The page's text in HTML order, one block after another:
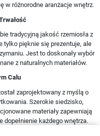
w różnorodne aranżacje wnętrz.
tradycyjną jakość rzemiosła z
tylko pięknie się prezentuje, ale
Jest to doskonały wybór
z naturalnych materiałów.
Calu
zaprojektowany z myślą o
Szerokie siedzisko,
materiały zapewniają
każdego wnętrza.